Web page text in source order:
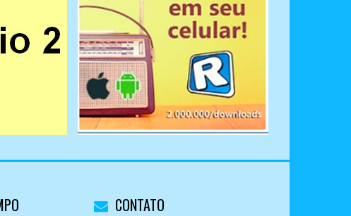
CONTATO